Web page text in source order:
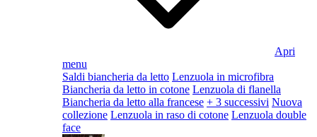
Apri
menu
Saldi biancheria da letto Lenzuola in microfibra
Biancheria da letto in cotone Lenzuola di flanella
Biancheria da letto alla francese + 3 successivi Nuova
collezione Lenzuola in raso di cotone Lenzuola double
face